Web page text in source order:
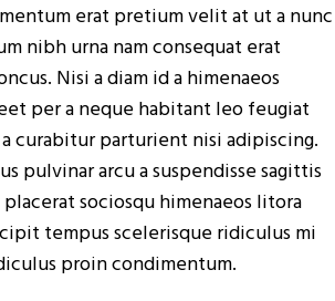
erat pretium velit at ut a nunc
nibh urna nam consequat erat
Nisi a diam id a himenaeos
per a neque habitant leo feugiat
curabitur parturient nisi adipiscing.
pulvinar arcu a suspendisse sagittis
sociosqu himenaeos litora
tempus scelerisque ridiculus mi
proin condimentum.